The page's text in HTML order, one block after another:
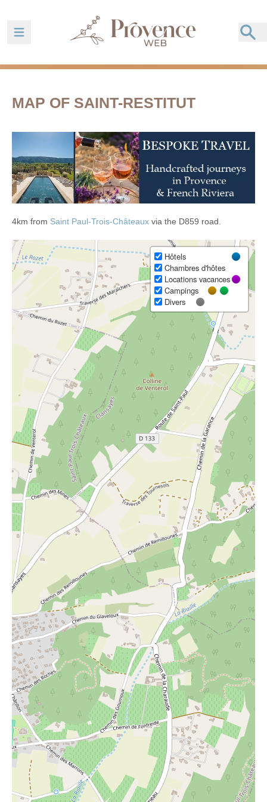
Ouvrir la barre de navigation
MAP OF SAINT-RESTITUT
4km from Saint Paul-Trois-Châteaux via the D859 road.
Hôtels
Chambres d'hôtes
Locations vacances
Campings
Divers